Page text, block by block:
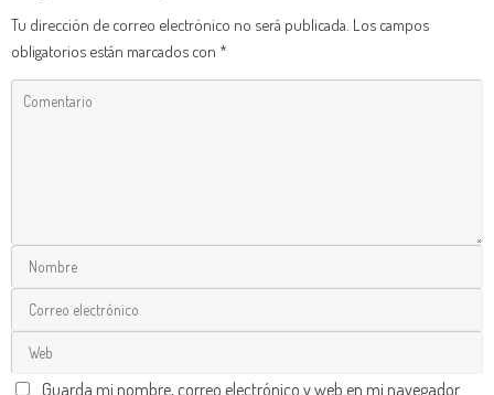
Tu dirección de correo electrónico no será publicada. Los campos
obligatorios están marcados con *
Guarda mi nombre, correo electrónico y web en mi navegador